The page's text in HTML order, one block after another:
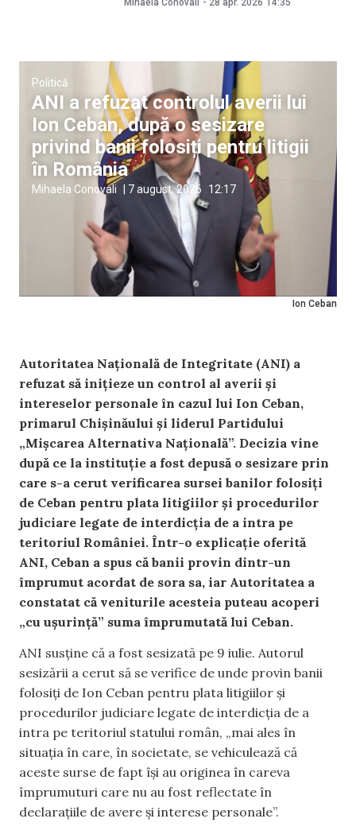
Mihaela Conovali - 28 apr. 2026 14:35
Ion Ceban
Politică
ANI a refuzat controlul averii lui
Ion Ceban, după o sesizare
privind banii folosiți pentru litigii
în România
Mihaela Conovali 7 august, 2026 12:17
Autoritatea Națională de Integritate (ANI) a
refuzat să inițieze un control al averii și
intereselor personale în cazul lui Ion Ceban,
primarul Chișinăului și liderul Partidului
„Mişcarea Alternativa Naţională”. Decizia vine
după ce la instituție a fost depusă o sesizare prin
care s-a cerut verificarea sursei banilor folosiți
de Ceban pentru plata litigiilor și procedurilor
judiciare legate de interdicția de a intra pe
teritoriul României. Într-o explicație oferită
ANI, Ceban a spus că banii provin dintr-un
împrumut acordat de sora sa, iar Autoritatea a
constatat că veniturile acesteia puteau acoperi
„cu ușurință” suma împrumutată lui Ceban.
ANI susține că a fost sesizată pe 9 iulie. Autorul
sesizării a cerut să se verifice de unde provin banii
folosiți de Ion Ceban pentru plata litigiilor și
procedurilor judiciare legate de interdicția de a
intra pe teritoriul statului român, „mai ales în
situația în care, în societate, se vehiculează că
aceste surse de fapt își au originea în careva
împrumuturi care nu au fost reflectate în
declarațiile de avere și interese personale”.